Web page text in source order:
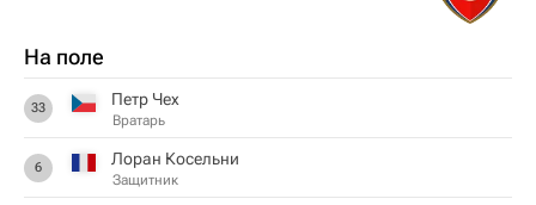
На поле
33 Петр Чех
Вратарь
6 Лоран Косельни
Защитник